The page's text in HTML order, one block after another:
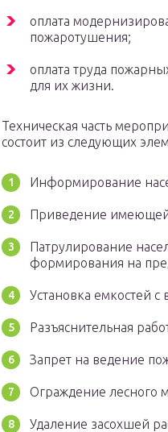
оплата
пожаротушения;
оплата труда
для их жизни.
Техническая часть
состоит из следующих
Информирование
Приведение
Патрулирование
формирования на
Установка емкостей
Разъяснительная
Запрет на ведение
Ограждение лесного
Удаление засохшей